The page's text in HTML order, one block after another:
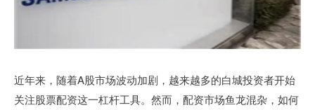
近年来，随着A股市场波动加剧，越来越多的白城投资者开始
关注股票配资这一杠杆工具。然而，配资市场鱼龙混杂，如何